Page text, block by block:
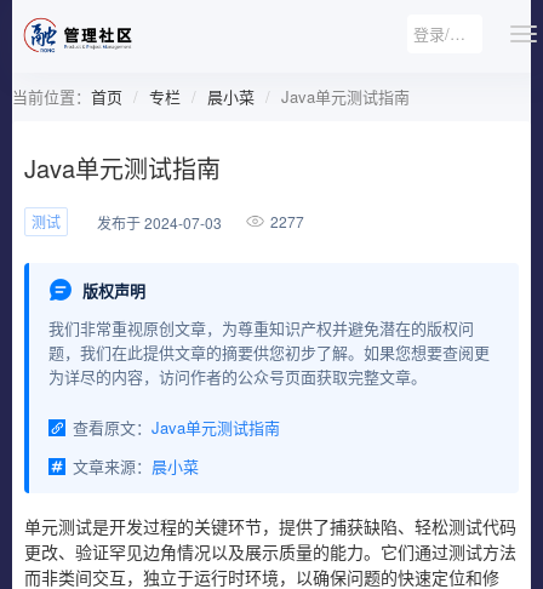
登录/注册
当前位置： 首页 专栏 晨小菜 Java单元测试指南
Java单元测试指南
测试 发布于 2024-07-03 2277
版权声明
我们非常重视原创文章，为尊重知识产权并避免潜在的版权问
题，我们在此提供文章的摘要供您初步了解。如果您想要查阅更
为详尽的内容，访问作者的公众号页面获取完整文章。
查看原文： Java单元测试指南
文章来源： 晨小菜
单元测试是开发过程的关键环节，提供了捕获缺陷、轻松测试代码
更改、验证罕见边角情况以及展示质量的能力。它们通过测试方法
而非类间交互，独立于运行时环境，以确保问题的快速定位和修